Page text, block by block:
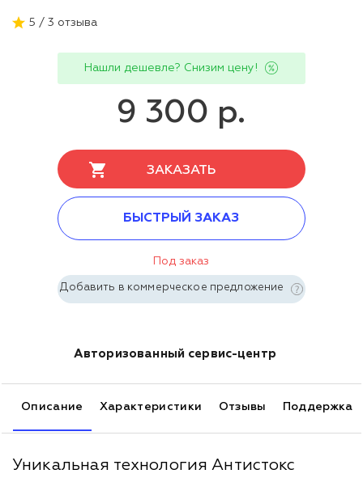
5 / 3 отзыва
Нашли дешевле? Снизим цену!
9 300 р.
ЗАКАЗАТЬ
БЫСТРЫЙ ЗАКАЗ
Под заказ
Добавить в коммерческое предложение
Авторизованный сервис-центр
Описание Характеристики Отзывы Поддержка
Уникальная технология Антистокс